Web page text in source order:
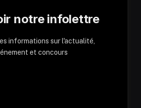
notre infolettre
informations sur l'actualité,
et concours